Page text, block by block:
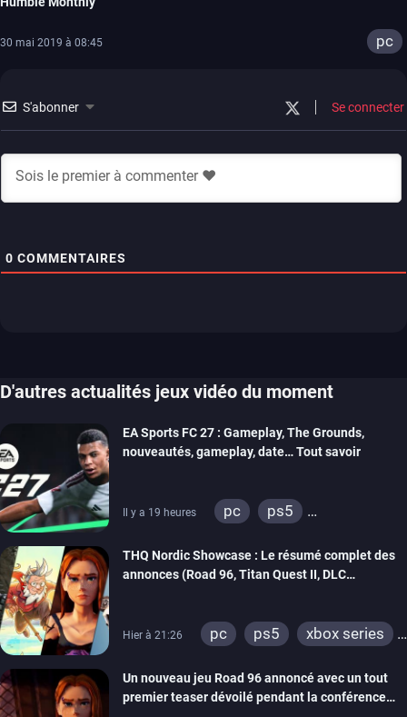
30 mai 2019 à 08:45 pc
S'abonner Se connecter
0 COMMENTAIRES
D'autres actualités jeux vidéo du moment
EA Sports FC 27 : Gameplay, The Grounds,
nouveautés, gameplay, date… Tout savoir
Il y a 19 heures pc
ps5
THQ Nordic Showcase : Le résumé complet des
annonces (Road 96, Titan Quest II, DLC
Hier à 21:26 pc ps5
xbox series
xbox one
switch 2
Un nouveau jeu Road 96 annoncé avec un tout
premier teaser dévoilé pendant la conférence